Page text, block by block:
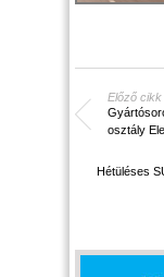
Előző cikk
osztály
Hétüléses